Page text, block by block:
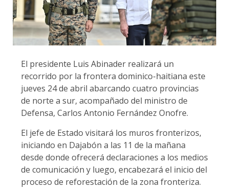
El presidente Luis Abinader realizará un
recorrido por la frontera dominico-haitiana este
jueves 24 de abril abarcando cuatro provincias
de norte a sur, acompañado del ministro de
Defensa, Carlos Antonio Fernández Onofre.
El jefe de Estado visitará los muros fronterizos,
iniciando en Dajabón a las 11 de la mañana
desde donde ofrecerá declaraciones a los medios
de comunicación y luego, encabezará el inicio del
proceso de reforestación de la zona fronteriza.